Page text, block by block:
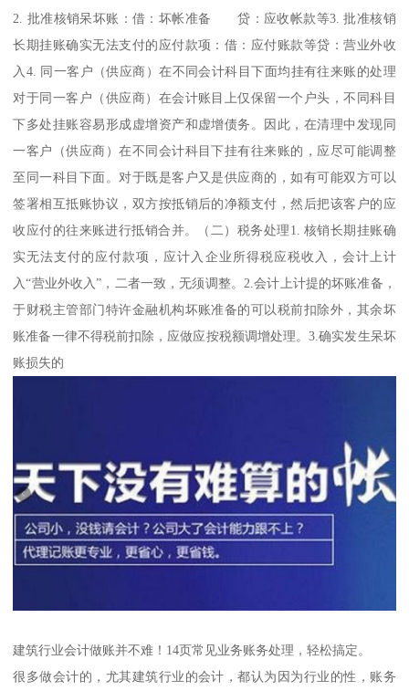
2. 批准核销呆坏账：借：坏帐准备 贷：应收帐款等3. 批准核销
长期挂账确实无法支付的应付款项：借：应付账款等贷：营业外收
入4. 同一客户（供应商）在不同会计科目下面均挂有往来账的处理
对于同一客户（供应商）在会计账目上仅保留一个户头，不同科目
下多处挂账容易形成虚增资产和虚增债务。因此，在清理中发现同
一客户（供应商）在不同会计科目下挂有往来账的，应尽可能调整
至同一科目下面。对于既是客户又是供应商的，如有可能双方可以
签署相互抵账协议，双方按抵销后的净额支付，然后把该客户的应
收应付的往来账进行抵销合并。（二）税务处理1. 核销长期挂账确
实无法支付的应付款项，应计入企业所得税应税收入，会计上计
入“营业外收入”，二者一致，无须调整。2.会计上计提的坏账准备，
于财税主管部门特许金融机构坏账准备的可以税前扣除外，其余坏
账准备一律不得税前扣除，应做应按税额调增处理。3.确实发生呆坏
账损失的
建筑行业会计做账并不难！14页常见业务账务处理，轻松搞定。
很多做会计的，尤其建筑行业的会计，都认为因为行业的性，账务